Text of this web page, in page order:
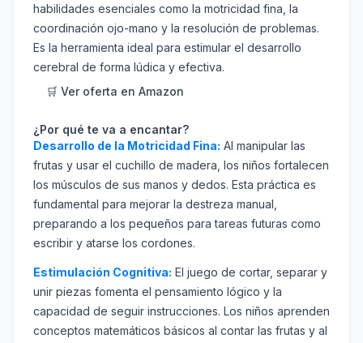
habilidades esenciales como la motricidad fina, la
coordinación ojo-mano y la resolución de problemas.
Es la herramienta ideal para estimular el desarrollo
cerebral de forma lúdica y efectiva.
🛒 Ver oferta en Amazon
¿Por qué te va a encantar?
Desarrollo de la Motricidad Fina: Al manipular las
frutas y usar el cuchillo de madera, los niños fortalecen
los músculos de sus manos y dedos. Esta práctica es
fundamental para mejorar la destreza manual,
preparando a los pequeños para tareas futuras como
escribir y atarse los cordones.
Estimulación Cognitiva: El juego de cortar, separar y
unir piezas fomenta el pensamiento lógico y la
capacidad de seguir instrucciones. Los niños aprenden
conceptos matemáticos básicos al contar las frutas y al